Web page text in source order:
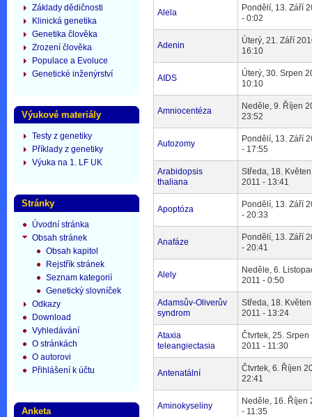
Alela
Pondělí, 13. Září
- 0:02
Adenin
Úterý, 21. Září
16:10
AIDS
Úterý, 30. Srpen
10:10
Amniocentéza
Neděle, 9. Říjen
23:52
Autozomy
Pondělí, 13. Září
- 17:55
Arabidopsis
thaliana
Středa, 18. Květen
2011 - 13:41
Apoptóza
Pondělí, 13. Září
- 20:33
Anafáze
Pondělí, 13. Září
- 20:41
Alely
Neděle, 6.
2011 - 0:50
Adamsův-Oliverův
syndrom
Středa, 18. Květen
2011 - 13:24
Ataxia
teleangiectasia
Čtvrtek, 25. Srpen
2011 - 11:30
Antenatální
Čtvrtek, 6. Říjen
22:41
Aminokyseliny
Neděle, 16. Říjen
- 11:35
Základy dědičnosti
Klinická genetika
Genetika člověka
Zrození člověka
Populace a Evoluce
Genetické inženýrství
Výukové materiály
Testy z genetiky
Příklady z genetiky
Výuka na 1. LF UK
Stránky
Úvodní stránka
Obsah stránek
Obsah kapitol
Rejstřík stránek
Seznam kategorií
Genetický slovníček
Odkazy
Download
Vyhledávání
O stránkách
O autorovi
Přihlášení k účtu
Anketa